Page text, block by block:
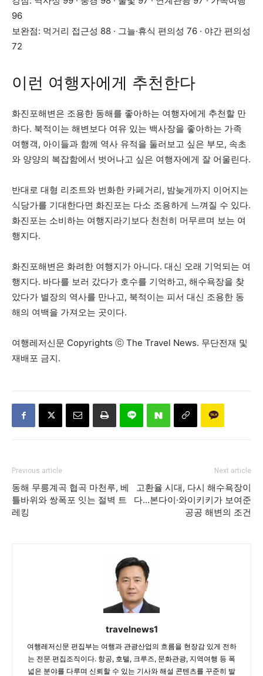
96
보완점: 먹거리 접근성 88 · 그늘·휴식 편의성 76 · 야간 편의성
72
이런 여행자에게 추천한다
화진포해변은 조용한 동해를 좋아하는 여행자에게 추천할 만
하다. 북적이는 해변보다 여유 있는 백사장을 좋아하는 가족
여행객, 아이들과 함께 역사 유적을 둘러보고 싶은 부모, 속초
와 양양의 복잡함에서 벗어나고 싶은 여행자에게 잘 어울린다.
반대로 대형 리조트와 번화한 카페거리, 밤늦게까지 이어지는
식당가를 기대한다면 화진포는 다소 조용하게 느껴질 수 있다.
화진포는 소비하는 여행지라기보다 천천히 머무르며 보는 여
행지다.
화진포해변은 화려한 여행지가 아니다. 대신 오래 기억되는 여
행지다. 바다를 보러 갔다가 호수를 기억하고, 해수욕장을 찾
았다가 별장의 역사를 만나고, 북적이는 피서 대신 조용한 동
해의 여백을 가져오는 곳이다.
여행레저신문 Copyrights ⓒ The Travel News. 무단전재 및
재배포 금지.
Previous article
동해 무릉계곡 협곡 마천루, 베
틀바위와 쌍폭포 잇는 절벽 트
레킹
Next article
고환율 시대, 다시 해수욕장이
다…본다이·와이키키가 보여준
공공 해변의 조건
travelnews1
여행레저신문 편집부는 여행과 관광산업의 흐름을 현장감 있게 전하
는 전문 편집조직이다. 항공, 호텔, 크루즈, 문화관광, 지역여행 등 폭
넓은 분야를 다루며 신뢰할 수 있는 기사와 해설 콘텐츠를 꾸준히 발